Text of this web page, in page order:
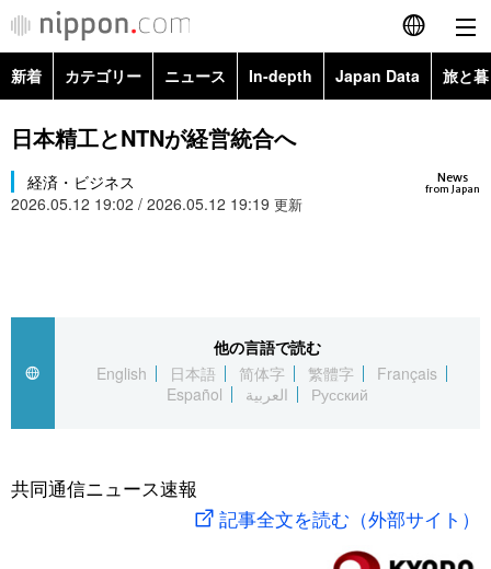
English
カテゴリー
新着 カテゴリー ニュース In-depth Japan Data 旅と
政治・外交
経済・ビジネス Images
日本精工とNTNが経営統合へ
News
from Japan
経済・ビジネス
2026.05.12 19:02 / 2026.05.12 19:19 更新
他の言語で読む
English
日本語 简体字 繁體字
Français
Español
العربية Русский
共同通信ニュース速報
記事全文を読む（外部サイト）